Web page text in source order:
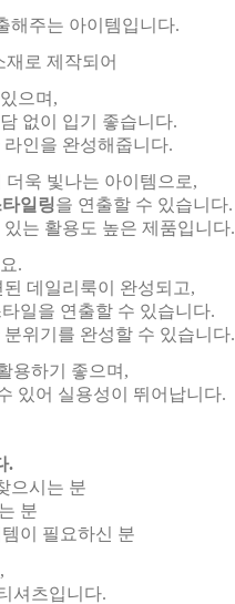
해주는 아이템입니다.
로 제작되어
으며,
없이 입기 좋습니다.
인을 완성해줍니다.
욱 빛나는 아이템으로,
일링을 연출할 수 있습니다.
는 활용도 높은 제품입니다.
.
데일리룩이 완성되고,
일을 연출할 수 있습니다.
위기를 완성할 수 있습니다.
용하기 좋으며,
있어 실용성이 뛰어납니다.
.
으시는 분
분
이 필요하신 분
셔츠입니다.